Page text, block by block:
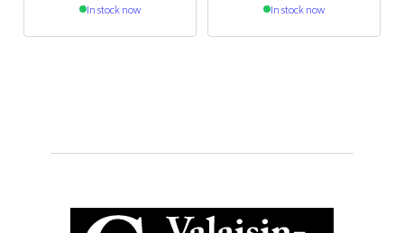
In stock now In stock now